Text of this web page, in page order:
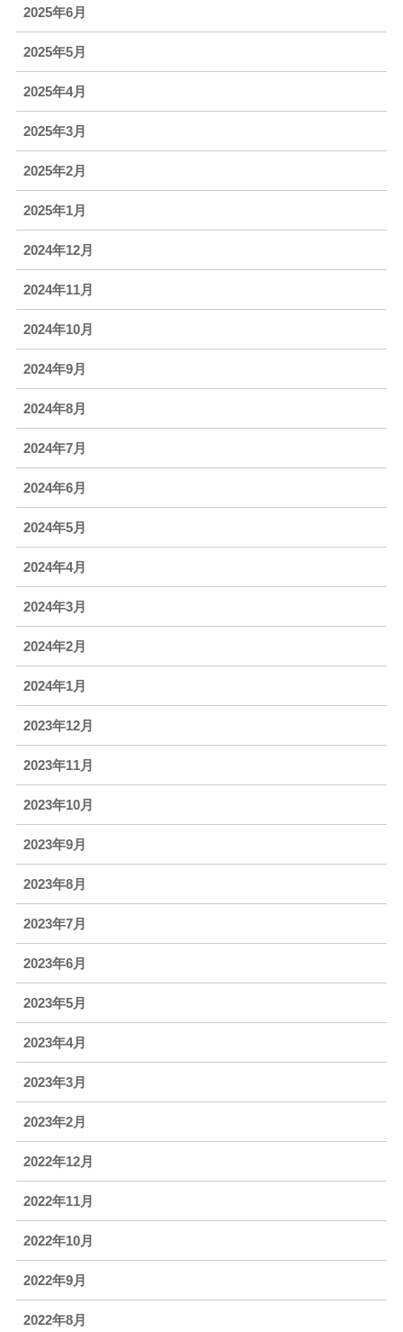
2025年6月
2025年5月
2025年4月
2025年3月
2025年2月
2025年1月
2024年12月
2024年11月
2024年10月
2024年9月
2024年8月
2024年7月
2024年6月
2024年5月
2024年4月
2024年3月
2024年2月
2024年1月
2023年12月
2023年11月
2023年10月
2023年9月
2023年8月
2023年7月
2023年6月
2023年5月
2023年4月
2023年3月
2023年2月
2022年12月
2022年11月
2022年10月
2022年9月
2022年8月